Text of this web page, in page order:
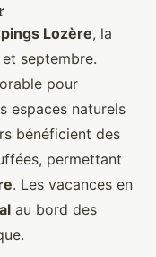
Lozère, la
septembre.
pour
espaces naturels
bénéficient des
permettant
. Les vacances en
au bord des